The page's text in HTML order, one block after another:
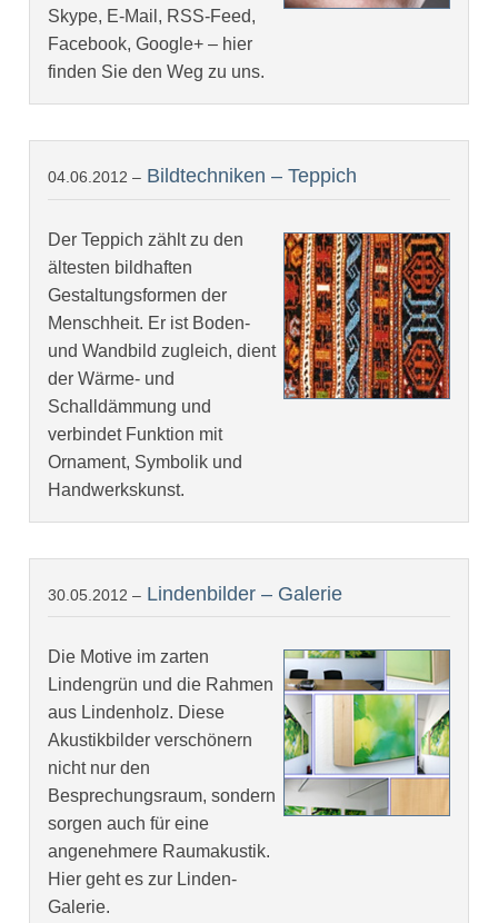
Skype, E-Mail, RSS-Feed,
Facebook, Google+ – hier
finden Sie den Weg zu uns.
04.06.2012 – Bildtechniken – Teppich
Der Teppich zählt zu den
ältesten bildhaften
Gestaltungsformen der
Menschheit. Er ist Boden-
und Wandbild zugleich, dient
der Wärme- und
Schalldämmung und
verbindet Funktion mit
Ornament, Symbolik und
Handwerkskunst.
30.05.2012 – Lindenbilder – Galerie
Die Motive im zarten
Lindengrün und die Rahmen
aus Lindenholz. Diese
Akustikbilder verschönern
nicht nur den
Besprechungsraum, sondern
sorgen auch für eine
angenehmere Raumakustik.
Hier geht es zur Linden-
Galerie.